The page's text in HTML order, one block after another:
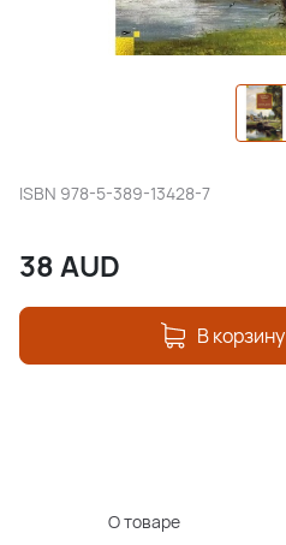
ISBN 978-5-389-13428-7
38AUD
В корзину
О товаре